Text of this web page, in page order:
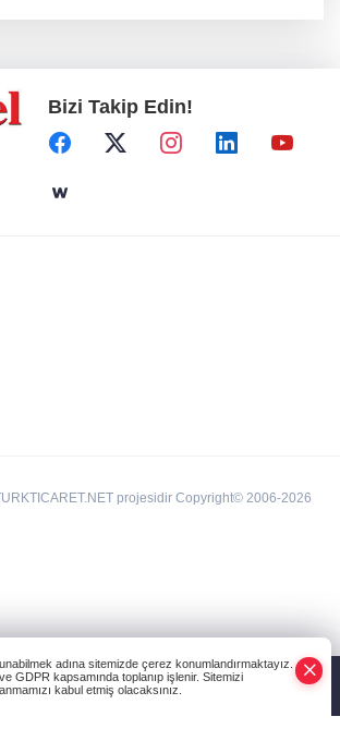
altındaki çocuklar sporla buluşuyor
Bizi Takip Edin!
projesidir Copyright© 2006-2026
adına sitemizde çerez konumlandırmaktayız.
GDPR kapsamında toplanıp işlenir. Sitemizi
kabul etmiş olacaksınız.